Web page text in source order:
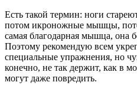
Есть такой термин: ноги
потом икроножные мышцы,
самая благодарная мышца, она
Поэтому рекомендую всем
специальные упражнения, но
конечно, не так держит, как в
могут даже повредить.